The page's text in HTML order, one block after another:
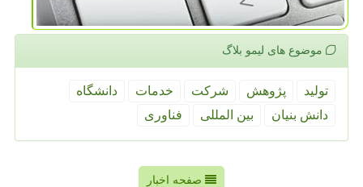
موضوع های لیمو بلاگ
تولید پژوهش شركت خدمات
دانشگاه
دانش بنیان
بین المللی فناوری
صفحه اخبار